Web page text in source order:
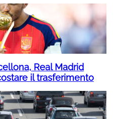
Real Madrid
il trasferimento